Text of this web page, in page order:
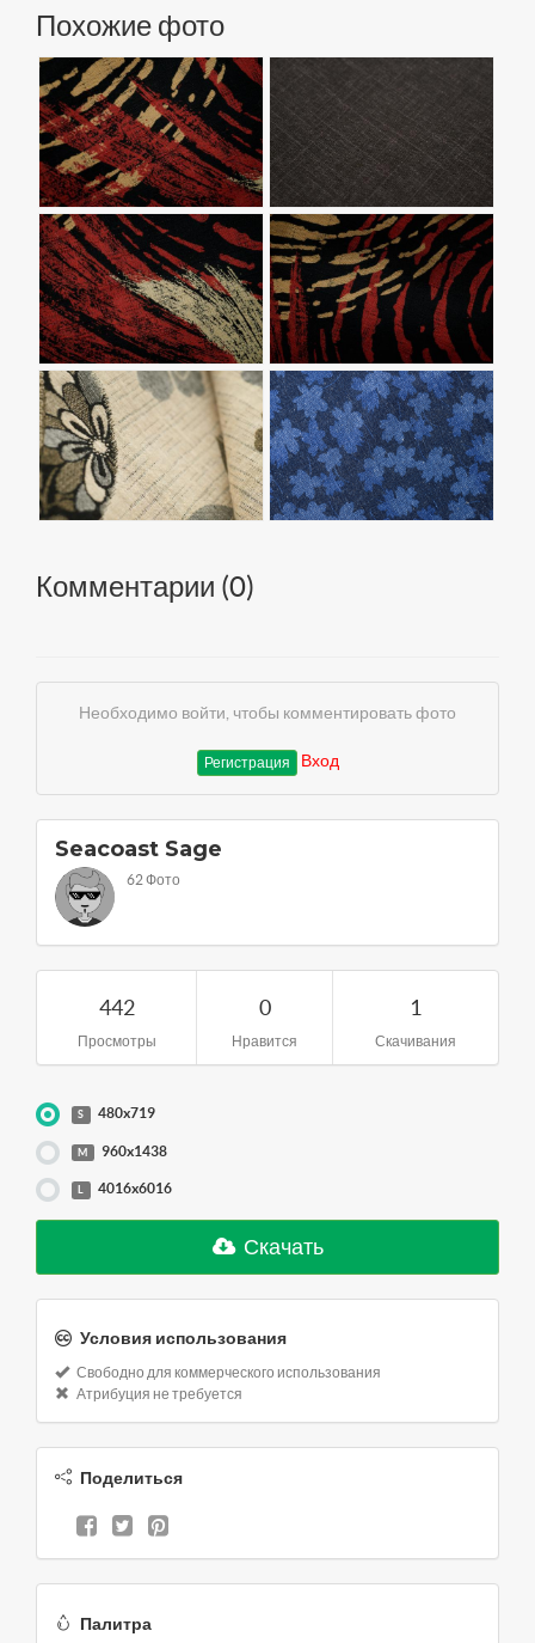
Похожие фото
Комментарии (0)
Необходимо войти, чтобы комментировать фото
Регистрация Вход
Seacoast Sage
62 Фото
442
Просмотры
0
Нравится
1
Скачивания
S 480x719
M 960x1438
L 4016x6016
Скачать
Условия использования
Свободно для коммерческого использования
Атрибуция не требуется
Поделиться
Палитра